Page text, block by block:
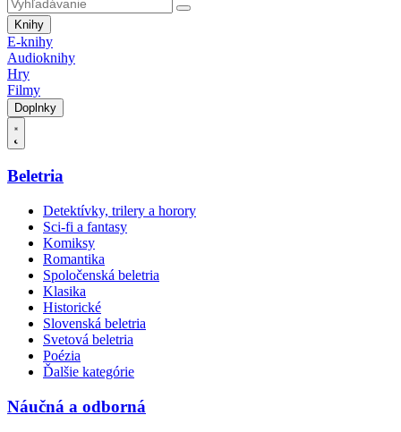
Knihy
E-knihy
Audioknihy
Hry
Filmy
Doplnky
Beletria
Detektívky, trilery a horory
Sci-fi a fantasy
Komiksy
Romantika
Spoločenská beletria
Klasika
Historické
Slovenská beletria
Svetová beletria
Poézia
Ďalšie kategórie
Náučná a odborná